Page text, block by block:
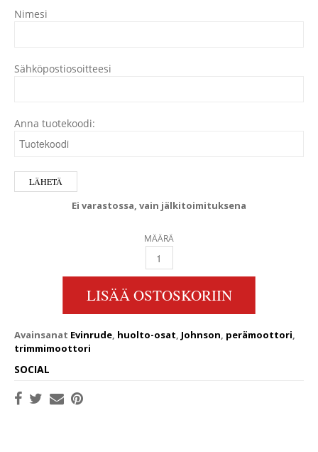
Nimesi
Sähköpostiosoitteesi
Anna tuotekoodi:
Ei varastossa, vain jälkitoimituksena
MÄÄRÄ
EVINRUDE/JOHNSON TRIMMIMOOTTORI 40-
LISÄÄ OSTOSKORIIN
Avainsanat Evinrude, huolto-osat, Johnson, perämoottori,
trimmimoottori
SOCIAL